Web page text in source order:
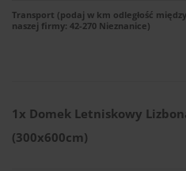
Transport (podaj w km odległość
naszej firmy: 42-270 Nieznanice)
1x Domek Letniskowy
(300x600cm)